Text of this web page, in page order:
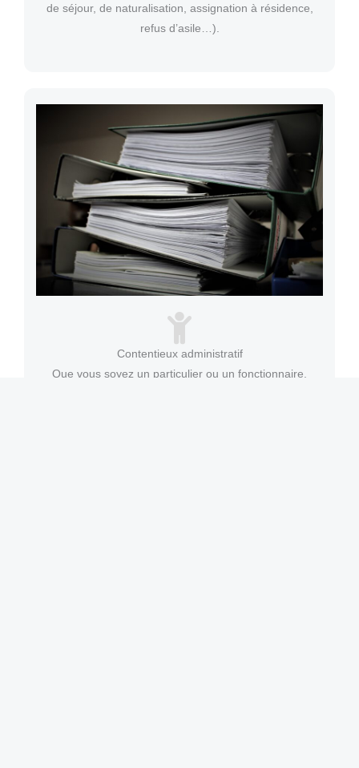
de séjour, de naturalisation, assignation à résidence,
refus d’asile…).
Contentieux administratif
Que vous soyez un particulier ou un fonctionnaire,